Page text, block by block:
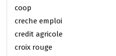
coop
creche emploi
credit agricole
croix rouge